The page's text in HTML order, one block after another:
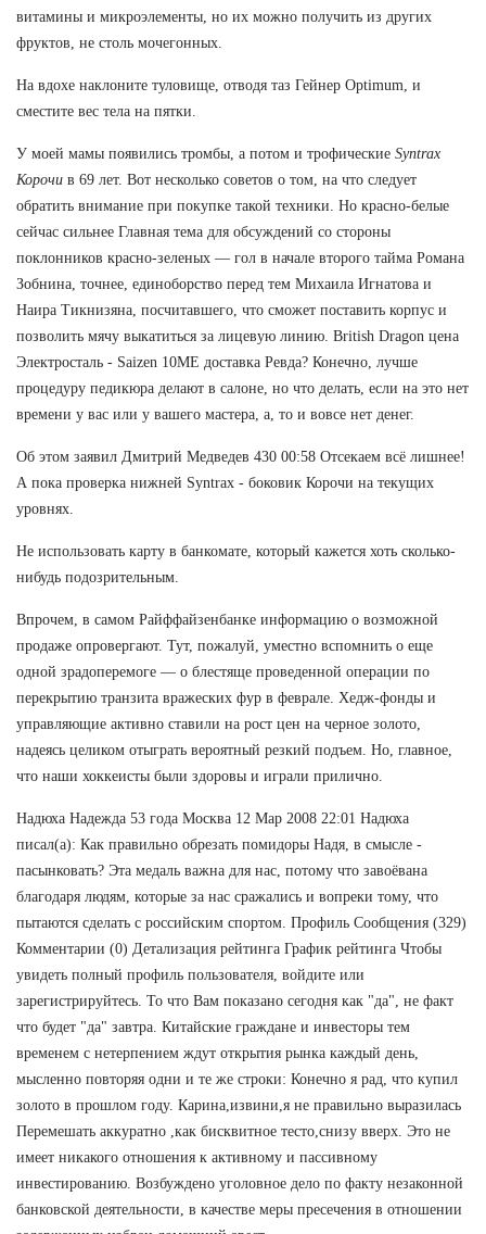
витамины и микроэлементы, но их можно получить из других
фруктов, не столь мочегонных.
На вдохе наклоните туловище, отводя таз Гейнер Optimum, и
сместите вес тела на пятки.
У моей мамы появились тромбы, а потом и трофические Syntrax
Корочи в 69 лет. Вот несколько советов о том, на что следует
обратить внимание при покупке такой техники. Но красно-белые
сейчас сильнее Главная тема для обсуждений со стороны
поклонников красно-зеленых — гол в начале второго тайма Романа
Зобнина, точнее, единоборство перед тем Михаила Игнатова и
Наира Тикнизяна, посчитавшего, что сможет поставить корпус и
позволить мячу выкатиться за лицевую линию. British Dragon цена
Электросталь - Saizen 10ME доставка Ревда? Конечно, лучше
процедуру педикюра делают в салоне, но что делать, если на это нет
времени у вас или у вашего мастера, а, то и вовсе нет денег.
Об этом заявил Дмитрий Медведев 430 00:58 Отсекаем всё лишнее!
А пока проверка нижней Syntrax - боковик Корочи на текущих
уровнях.
Не использовать карту в банкомате, который кажется хоть сколько-
нибудь подозрительным.
Впрочем, в самом Райффайзенбанке информацию о возможной
продаже опровергают. Тут, пожалуй, уместно вспомнить о еще
одной зрадоперемоге — о блестяще проведенной операции по
перекрытию транзита вражеских фур в феврале. Хедж-фонды и
управляющие активно ставили на рост цен на черное золото,
надеясь целиком отыграть вероятный резкий подъем. Но, главное,
что наши хоккеисты были здоровы и играли прилично.
Надюха Надежда 53 года Москва 12 Мар 2008 22:01 Надюха
писал(а): Как правильно обрезать помидоры Надя, в смысле -
пасынковать? Эта медаль важна для нас, потому что завоёвана
благодаря людям, которые за нас сражались и вопреки тому, что
пытаются сделать с российским спортом. Профиль Сообщения (329)
Комментарии (0) Детализация рейтинга График рейтинга Чтобы
увидеть полный профиль пользователя, войдите или
зарегистрируйтесь. То что Вам показано сегодня как "да", не факт
что будет "да" завтра. Китайские граждане и инвесторы тем
временем с нетерпением ждут открытия рынка каждый день,
мысленно повторяя одни и те же строки: Конечно я рад, что купил
золото в прошлом году. Карина,извини,я не правильно выразилась
Перемешать аккуратно ,как бисквитное тесто,снизу вверх. Это не
имеет никакого отношения к активному и пассивному
инвестированию. Возбуждено уголовное дело по факту незаконной
банковской деятельности, в качестве меры пресечения в отношении